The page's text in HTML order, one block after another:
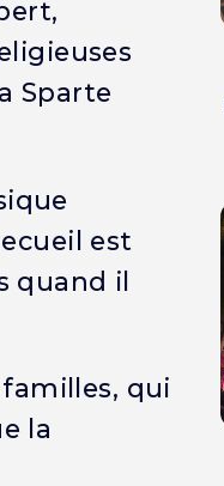
Sparte
est
quand il
qui
la